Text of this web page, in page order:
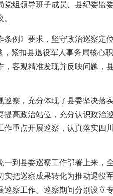
组领导班子成员、县纪委监
例》要求，坚守政治巡察定
紧扣县退役军人事务局核心
客观精准发现并反映问题，
察，充分体现了县委坚决落
高政治站位，充分认识政治
重点开展巡察，认真落实四
到县委巡察工作部署上来，
把巡察成果转化为推动退役
察工作。巡察期间分别设立